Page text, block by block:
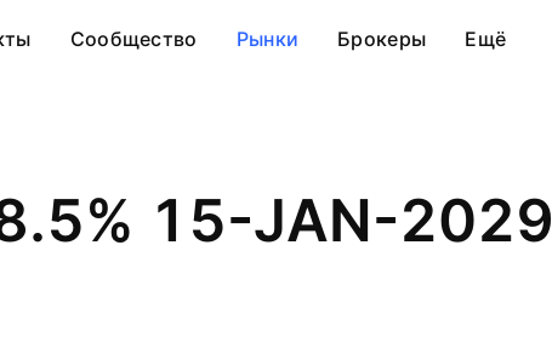
Сообщество Рынки Брокеры Ещё
15-JAN-2029